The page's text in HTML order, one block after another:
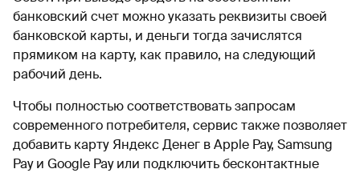
банковский счет можно указать реквизиты своей
банковской карты, и деньги тогда зачислятся
прямиком на карту, как правило, на следующий
рабочий день.
Чтобы полностью соответствовать запросам
современного потребителя, сервис также позволяет
добавить карту Яндекс Денег в Apple Pay, Samsung
Pay и Google Pay или подключить бесконтактные